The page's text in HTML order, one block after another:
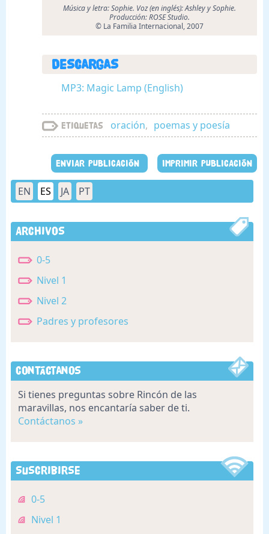
Música y letra: Sophie. Voz (en inglés): Ashley y Sophie.
Producción: ROSE Studio.
© La Familia Internacional, 2007
Descargas
MP3: Magic Lamp (English)
Etiquetas oración, poemas y poesía
ENVIAR PUBLICACIÓN IMPRIMIR PUBLICACIÓN
EN ES JA PT
Archivos
0-5
Nivel 1
Nivel 2
Padres y profesores
Contáctanos
Si tienes preguntas sobre Rincón de las
maravillas, nos encantaría saber de ti.
Contáctanos »
Suscribirse
0-5
Nivel 1